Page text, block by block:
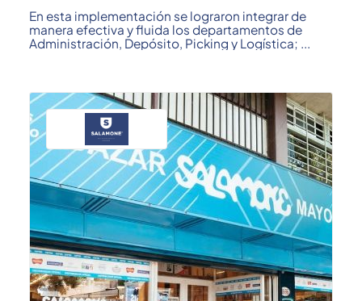
En esta implementación se lograron integrar de
manera efectiva y fluida los departamentos de
Administración, Depósito, Picking y Logística; ...